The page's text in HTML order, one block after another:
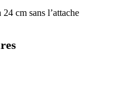
cm sans l’attache